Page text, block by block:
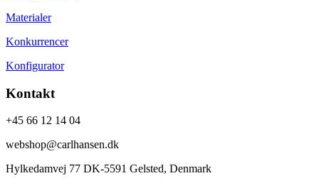
Materialer
Konkurrencer
Konfigurator
Kontakt
+45 66 12 14 04
webshop@carlhansen.dk
Hylkedamvej 77 DK-5591 Gelsted, Denmark